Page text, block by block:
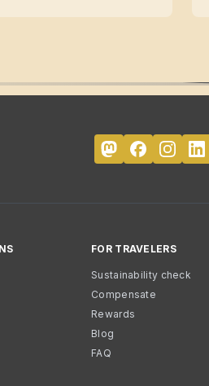
FOR TRAVELERS
Sustainability check
Compensate
Rewards
Blog
FAQ